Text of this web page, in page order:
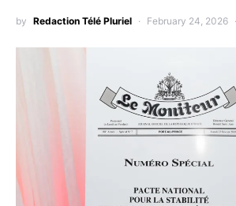
by Redaction Télé Pluriel February 24, 2026